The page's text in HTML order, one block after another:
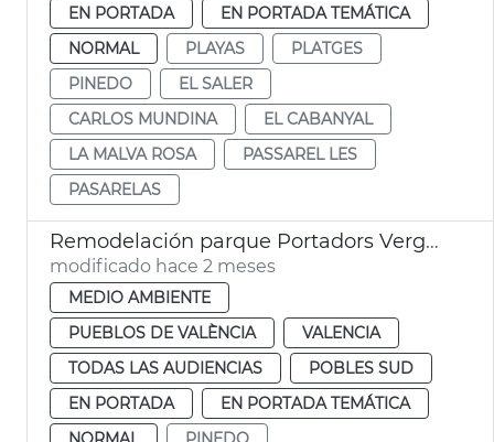
EN PORTADA
EN PORTADA TEMÁTICA
NORMAL
PLAYAS
PLATGES
PINEDO
EL SALER
CARLOS MUNDINA
EL CABANYAL
LA MALVA ROSA
PASSAREL LES
PASARELAS
Remodelación parque Portadors Verge Pinedo
modificado hace 2 meses
MEDIO AMBIENTE
PUEBLOS DE VALÈNCIA
VALENCIA
TODAS LAS AUDIENCIAS
POBLES SUD
EN PORTADA
EN PORTADA TEMÁTICA